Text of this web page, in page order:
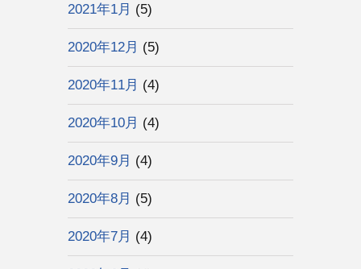
2021年1月 (5)
2020年12月 (5)
2020年11月 (4)
2020年10月 (4)
2020年9月 (4)
2020年8月 (5)
2020年7月 (4)